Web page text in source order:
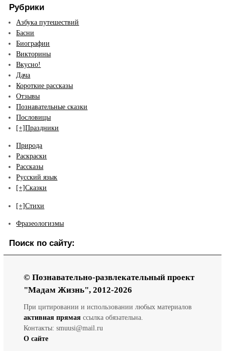
Рубрики
Азбука путешествий
Басни
Биографии
Викторины
Вкусно!
Дача
Короткие рассказы
Отзывы
Познавательные сказки
Пословицы
[+]Праздники
Природа
Раскраски
Рассказы
Русский язык
[+]Сказки
[+]Стихи
Фразеологизмы
Поиск по сайту:
© Познавательно-развлекательный проект
"Мадам Жизнь", 2012-2026
При цитировании и использовании любых материалов
активная прямая ссылка обязательна.
Контакты: smuusi@mail.ru
О сайте